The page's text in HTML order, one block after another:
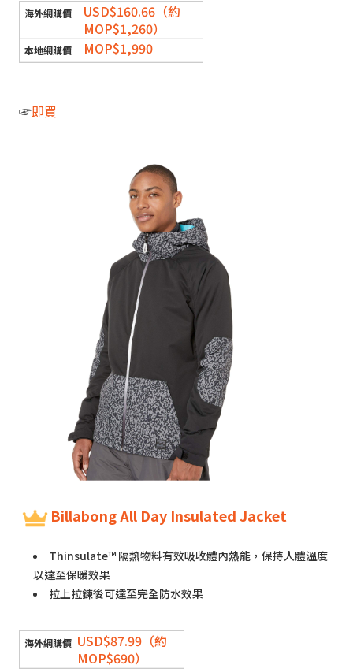
USD$160.66（約
MOP$1,260）
MOP$1,990
☞即買
Billabong All Day Insulated Jacket
Thinsulate™ 隔熱物料有效吸收體內熱能，保持人體溫度
以達至保暖效果
拉上拉鍊後可達至完全防水效果
USD$87.99（約
MOP$690）